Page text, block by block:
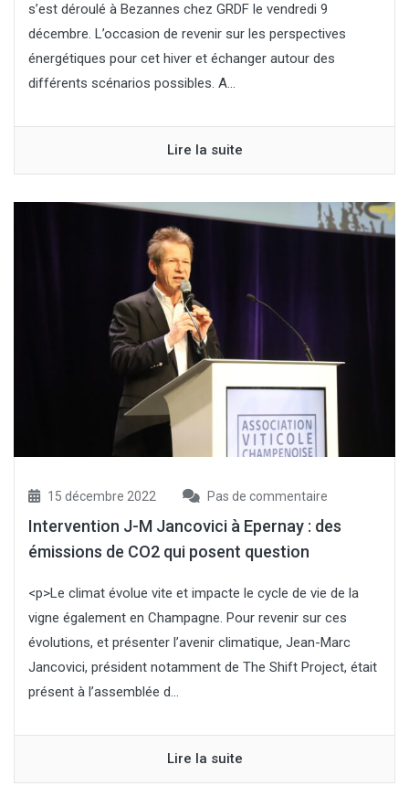
s’est déroulé à Bezannes chez GRDF le vendredi 9
décembre. L’occasion de revenir sur les perspectives
énergétiques pour cet hiver et échanger autour des
différents scénarios possibles. A...
Lire la suite
15 décembre 2022 Pas de commentaire
Intervention J-M Jancovici à Epernay : des
émissions de CO2 qui posent question
<p>Le climat évolue vite et impacte le cycle de vie de la
vigne également en Champagne. Pour revenir sur ces
évolutions, et présenter l’avenir climatique, Jean-Marc
Jancovici, président notamment de The Shift Project, était
présent à l’assemblée d...
Lire la suite